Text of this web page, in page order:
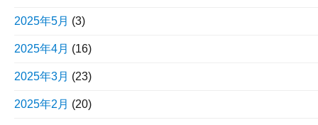
2025年5月 (3)
2025年4月 (16)
2025年3月 (23)
2025年2月 (20)